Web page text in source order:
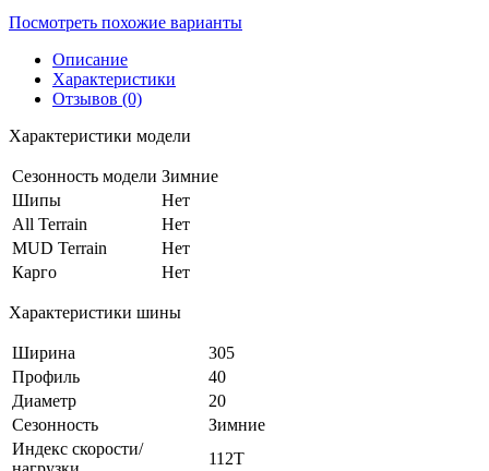
Посмотреть похожие варианты
Описание
Характеристики
Отзывов (0)
Характеристики модели
Сезонность модели Зимние
Шипы
Нет
All Terrain
Нет
MUD Terrain
Нет
Карго
Нет
Характеристики шины
Ширина
305
Профиль
40
Диаметр
20
Сезонность
Зимние
Индекс скорости/
112T